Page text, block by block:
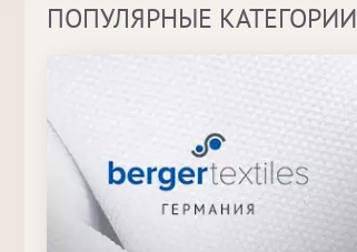
ПОПУЛЯРНЫЕ КАТЕГОРИИ